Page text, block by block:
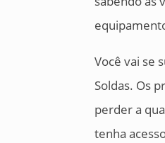
Você vai se
Soldas. Os
perder a
tenha